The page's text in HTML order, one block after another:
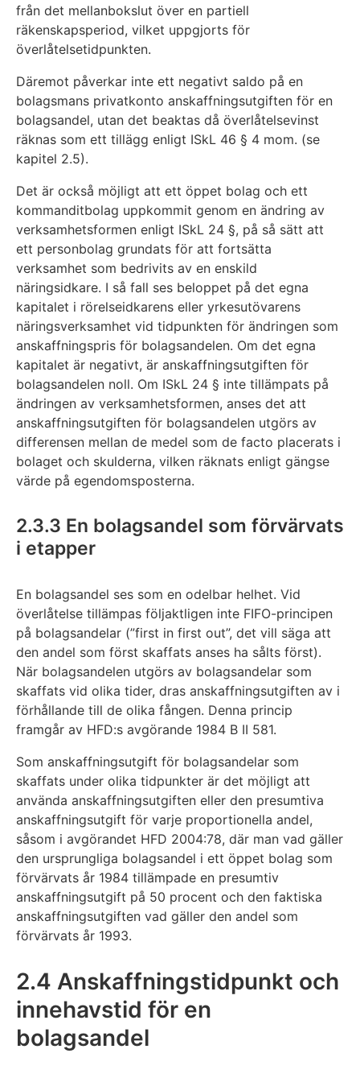
från det mellanbokslut över en partiell
räkenskapsperiod, vilket uppgjorts för
överlåtelsetidpunkten.
Däremot påverkar inte ett negativt saldo på en
bolagsmans privatkonto anskaffningsutgiften för en
bolagsandel, utan det beaktas då överlåtelsevinst
räknas som ett tillägg enligt ISkL 46 § 4 mom. (se
kapitel 2.5).
Det är också möjligt att ett öppet bolag och ett
kommanditbolag uppkommit genom en ändring av
verksamhetsformen enligt ISkL 24 §, på så sätt att
ett personbolag grundats för att fortsätta
verksamhet som bedrivits av en enskild
näringsidkare. I så fall ses beloppet på det egna
kapitalet i rörelseidkarens eller yrkesutövarens
näringsverksamhet vid tidpunkten för ändringen som
anskaffningspris för bolagsandelen. Om det egna
kapitalet är negativt, är anskaffningsutgiften för
bolagsandelen noll. Om ISkL 24 § inte tillämpats på
ändringen av verksamhetsformen, anses det att
anskaffningsutgiften för bolagsandelen utgörs av
differensen mellan de medel som de facto placerats i
bolaget och skulderna, vilken räknats enligt gängse
värde på egendomsposterna.
2.3.3 En bolagsandel som förvärvats
i etapper
En bolagsandel ses som en odelbar helhet. Vid
överlåtelse tillämpas följaktligen inte FIFO-principen
på bolagsandelar (”first in first out”, det vill säga att
den andel som först skaffats anses ha sålts först).
När bolagsandelen utgörs av bolagsandelar som
skaffats vid olika tider, dras anskaffningsutgiften av i
förhållande till de olika fången. Denna princip
framgår av HFD:s avgörande 1984 B II 581.
Som anskaffningsutgift för bolagsandelar som
skaffats under olika tidpunkter är det möjligt att
använda anskaffningsutgiften eller den presumtiva
anskaffningsutgift för varje proportionella andel,
såsom i avgörandet HFD 2004:78, där man vad gäller
den ursprungliga bolagsandel i ett öppet bolag som
förvärvats år 1984 tillämpade en presumtiv
anskaffningsutgift på 50 procent och den faktiska
anskaffningsutgiften vad gäller den andel som
förvärvats år 1993.
2.4 Anskaffningstidpunkt och
innehavstid för en
bolagsandel